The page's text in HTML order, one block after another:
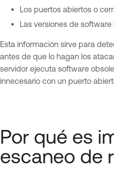
Los puertos abiertos o
Las versiones de software
Esta información sirve para
antes de que lo hagan los
servidor ejecuta software
innecesario con un puerto
Por qué es
escaneo de